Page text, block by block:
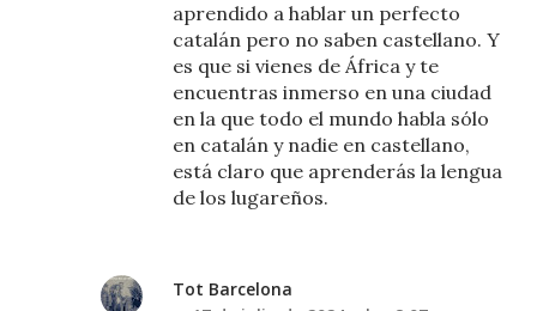
aprendido a hablar un perfecto
catalán pero no saben castellano. Y
es que si vienes de África y te
encuentras inmerso en una ciudad
en la que todo el mundo habla sólo
en catalán y nadie en castellano,
está claro que aprenderás la lengua
de los lugareños.
Tot Barcelona